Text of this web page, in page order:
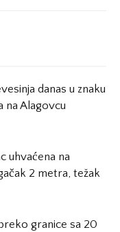
danas u znaku
na Alagovcu
uhvaćena na
2 metra, težak
granice sa 20